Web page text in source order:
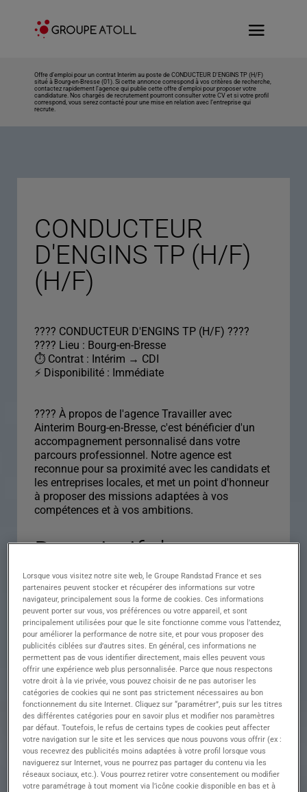
Offre d’emploi pour un contrat Interim au poste de CONDUCTEUR D'ENGINS TP (H/F)
situé à Bourg-en-Bresse (01). Si cette annonce correspond à vos critères de recherche,
contactez rapidement l’agence qui publie cette offre d’emploi pour proposer votre
candidature. Nos chargés de recrutement pourront consulter votre CV et si votre profil
correspond, vous serez contacté pour une mise en relation avec l’entreprise qui
recrute.
CONDUCTEUR
D'ENGINS TP (H/F)
(H/F)
???? CONDUCTEUR D'ENGINS TP (H/F) ????
???? Lieu : Bourg-en-Bresse
⏱ Contrat : Intérim → CDI
⚡ Disponibilité : Immédiate
???? À propos de l'agence Travailler avec
Ainterim Bourg-en-Bresse, c'est bénéficier d'un
accompagnement personnalisé dans votre
parcours professionnel. Notre agence est
reconnue pour sa proximité avec les candidats et
les entreprises locales, et met un point d'honneur
à proposer des missions adaptées à vos
compétences et à vos ambitions.
Descriptif du poste :
CONDUCTEUR
D'ENGINS TP (H/F)
Descriptif du poste : Vos missions :
• Conduire et manœuvrer des engins de chantier
(pelles, bulldozers, chargeurs...)
• Participer à la préparation et à la sécurisation
des chantiers
• Entretenir et vérifier le bon fonctionnement des
engins
• Respecter les consignes de sécurité et les
plannings de chantier
Lorsque vous visitez notre site web, le Groupe Randstad France et ses
partenaires peuvent stocker et récupérer des informations sur votre
navigateur, principalement sous la forme de cookies. Ces informations
peuvent porter sur vous, vos préférences ou votre appareil, et sont
principalement utilisées pour que le site fonctionne comme vous l’attendez,
pour améliorer la performance de notre site, et pour vous proposer des
publicités ciblées sur d’autres sites. En général, ces informations ne
permettent pas de vous identifier directement, mais elles peuvent vous
offrir une expérience web plus personnalisée. Parce que nous respectons
votre droit à la vie privée, vous pouvez choisir de ne pas autoriser les
catégories de cookies qui ne sont pas strictement nécessaires au bon
fonctionnement du site Internet. Cliquez sur “paramétrer”, puis sur les titres
des différentes catégories pour en savoir plus et modifier nos paramètres
par défaut. Toutefois, le refus de certains types de cookies peut affecter
votre navigation sur le site et les services que nous pouvons vous offrir (ex :
vous recevrez des publicités moins adaptées à votre profil lorsque vous
naviguerez sur Internet, vous ne pourrez pas partager du contenu via les
réseaux sociaux, etc.). Vous pourrez retirer votre consentement ou modifier
votre paramétrage à tout moment via l’icône cookie disponible en bas et à